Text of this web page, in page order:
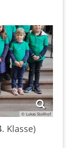
© Lukas Stollhof
Klasse)